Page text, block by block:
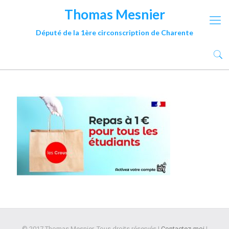
Thomas Mesnier
Député de la 1ère circonscription de Charente